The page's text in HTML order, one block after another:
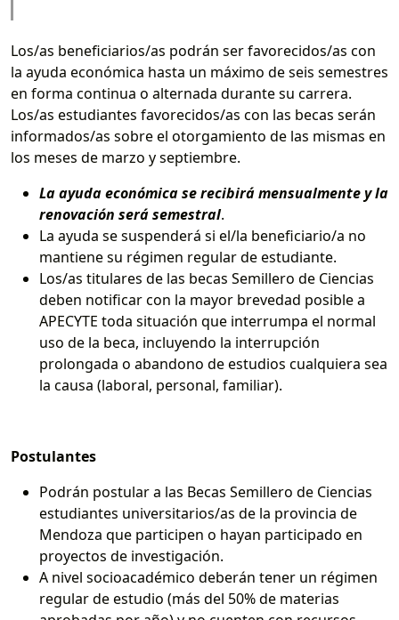
Los/as beneficiarios/as podrán ser favorecidos/as con
la ayuda económica hasta un máximo de seis semestres
en forma continua o alternada durante su carrera.
Los/as estudiantes favorecidos/as con las becas serán
informados/as sobre el otorgamiento de las mismas en
los meses de marzo y septiembre.
La ayuda económica se recibirá mensualmente y la
renovación será semestral.
La ayuda se suspenderá si el/la beneficiario/a no
mantiene su régimen regular de estudiante.
Los/as titulares de las becas Semillero de Ciencias
deben notificar con la mayor brevedad posible a
APECYTE toda situación que interrumpa el normal
uso de la beca, incluyendo la interrupción
prolongada o abandono de estudios cualquiera sea
la causa (laboral, personal, familiar).
Postulantes
Podrán postular a las Becas Semillero de Ciencias
estudiantes universitarios/as de la provincia de
Mendoza que participen o hayan participado en
proyectos de investigación.
A nivel socioacadémico deberán tener un régimen
regular de estudio (más del 50% de materias